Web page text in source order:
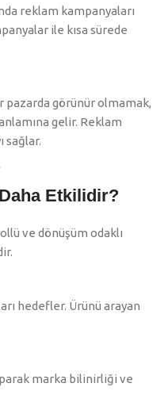
reklam kampanyaları
ile kısa sürede
görünür olmamak,
gelir. Reklam
sağlar.
Etkilidir?
ve dönüşüm odaklı
hedefler. Ürünü arayan
marka bilinirliği ve